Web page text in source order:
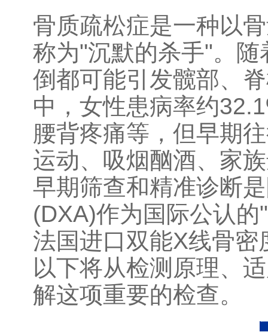
骨质疏松症是一种以
称为"沉默的杀手"。
倒都可能引发髋部、
中，女性患病率约
腰背疼痛等，但早期
运动、吸烟酗酒、家
早期筛查和精准诊断
(DXA)作为国际公认
法国进口双能X线骨
以下将从检测原理、
解这项重要的检查。